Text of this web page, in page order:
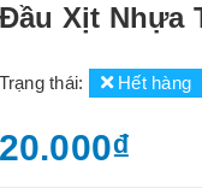
Đầu Xịt Nhựa
Trạng thái: Hết hàng
20.000₫